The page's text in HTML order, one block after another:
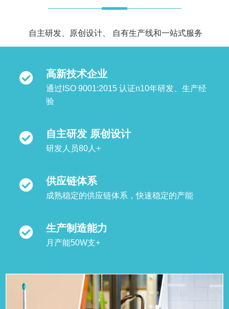
自主研发、原创设计、 自有生产线和一站式服务
高新技术企业
通过ISO 9001:2015 认证n10年研发、生产经
验
自主研发 原创设计
研发人员80人+
供应链体系
成熟稳定的供应链体系，快速稳定的产能
生产制造能力
月产能50W支+